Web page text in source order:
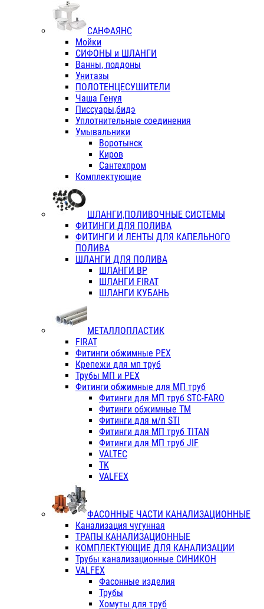
САНФАЯНС
Мойки
СИФОНЫ и ШЛАНГИ
Ванны, поддоны
Унитазы
ПОЛОТЕНЦЕСУШИТЕЛИ
Чаша Генуя
Писсуары,бидэ
Уплотнительные соединения
Умывальники
Воротынск
Киров
Сантехпром
Комплектующие
ШЛАНГИ,ПОЛИВОЧНЫЕ СИСТЕМЫ
ФИТИНГИ ДЛЯ ПОЛИВА
ФИТИНГИ И ЛЕНТЫ ДЛЯ КАПЕЛЬНОГО
ПОЛИВА
ШЛАНГИ ДЛЯ ПОЛИВА
ШЛАНГИ ВР
ШЛАНГИ FIRAT
ШЛАНГИ КУБАНЬ
МЕТАЛЛОПЛАСТИК
FIRAT
Фитинги обжимные PEX
Крепежи для мп труб
Трубы МП и PEX
Фитинги обжимные для МП труб
Фитинги для МП труб STC-FARO
Фитинги обжимные ТМ
Фитинги для м/п STI
Фитинги для МП труб TITAN
Фитинги для МП труб JIF
VALTEC
TK
VALFEX
ФАСОННЫЕ ЧАСТИ КАНАЛИЗАЦИОННЫЕ
Канализация чугунная
ТРАПЫ КАНАЛИЗАЦИОННЫЕ
КОМПЛЕКТУЮЩИЕ ДЛЯ КАНАЛИЗАЦИИ
Трубы канализационные СИНИКОН
VALFEX
Фасонные изделия
Трубы
Хомуты для труб